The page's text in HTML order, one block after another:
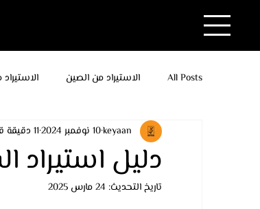
All Posts الاستيراد من الصين
دليل استيراد
keyaan10 نوفمبر 2024 11 دقيقة قراءة
تاريخ التحديث: 24 مارس 2025